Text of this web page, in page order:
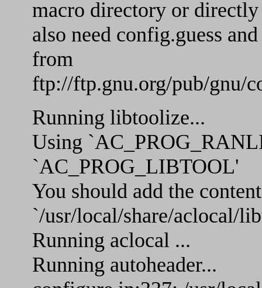
macro directory or
also need config.guess
from
ftp://ftp.gnu.org/pub/gnu/
Running libtoolize...
Using
`AC_PROG_LIBTOOL'
You should add the
`/usr/local/share/aclocal/
Running aclocal ...
Running autoheader...